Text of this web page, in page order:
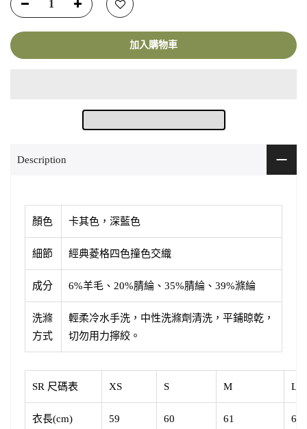
加入購物車
Description
顏色 卡其色，深藍色
細節 經典菱格四色撞色交織
成分 6%羊毛、20%腈綸、35%腈綸、39%滌綸
洗滌
方式
輕柔冷水手洗，中性洗滌劑清洗，平鋪晾乾，
切勿用力擰絞。
SR 尺碼表 XS S M L
衣長(cm) 59 60 61 62